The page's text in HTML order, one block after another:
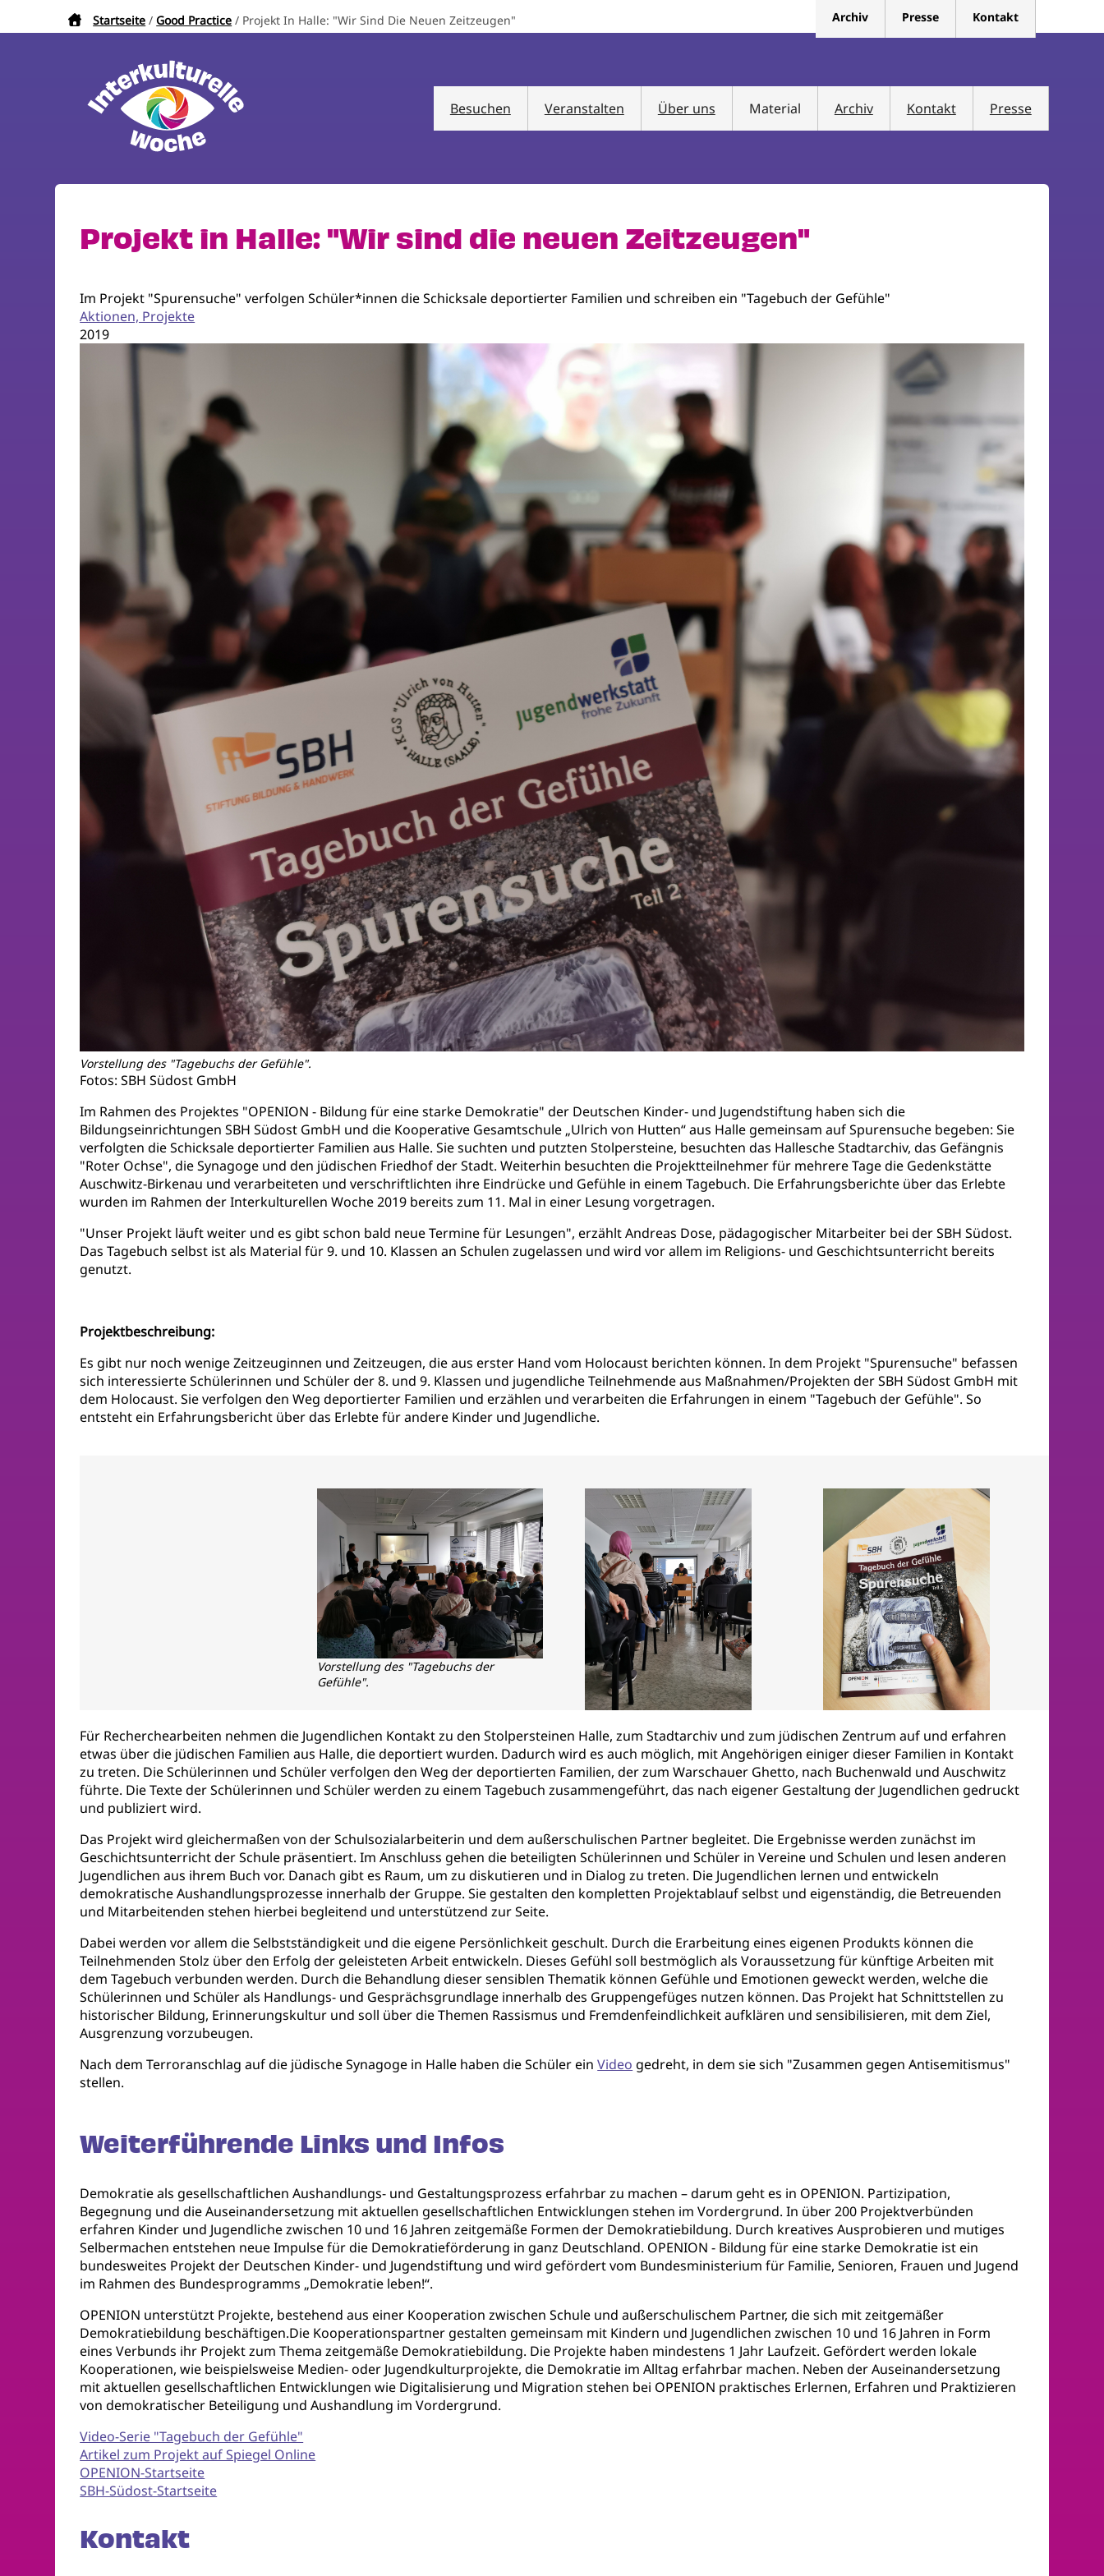
Pfadnavigation
Startseite Good Practice Projekt In Halle: "Wir Sind Die Neuen Zeitzeugen" Archiv Presse Kontakt
Besuchen Veranstalten Über uns Material Archiv Kontakt Presse
Projekt in Halle: "Wir sind die neuen Zeitzeugen"
Im Projekt "Spurensuche" verfolgen Schüler*innen die Schicksale deportierter Familien und schreiben ein "Tagebuch der Gefühle"
Aktionen, Projekte
2019
Vorstellung des "Tagebuchs der Gefühle".
Fotos: SBH Südost GmbH
Im Rahmen des Projektes "OPENION - Bildung für eine starke Demokratie" der Deutschen Kinder- und Jugendstiftung haben sich die
Bildungseinrichtungen SBH Südost GmbH und die Kooperative Gesamtschule „Ulrich von Hutten“ aus Halle gemeinsam auf Spurensuche begeben: Sie
verfolgten die Schicksale deportierter Familien aus Halle. Sie suchten und putzten Stolpersteine, besuchten das Hallesche Stadtarchiv, das Gefängnis
"Roter Ochse", die Synagoge und den jüdischen Friedhof der Stadt. Weiterhin besuchten die Projektteilnehmer für mehrere Tage die Gedenkstätte
Auschwitz-Birkenau und verarbeiteten und verschriftlichten ihre Eindrücke und Gefühle in einem Tagebuch. Die Erfahrungsberichte über das Erlebte
wurden im Rahmen der Interkulturellen Woche 2019 bereits zum 11. Mal in einer Lesung vorgetragen.
"Unser Projekt läuft weiter und es gibt schon bald neue Termine für Lesungen", erzählt Andreas Dose, pädagogischer Mitarbeiter bei der SBH Südost.
Das Tagebuch selbst ist als Material für 9. und 10. Klassen an Schulen zugelassen und wird vor allem im Religions- und Geschichtsunterricht bereits
genutzt.
Projektbeschreibung:
Es gibt nur noch wenige Zeitzeuginnen und Zeitzeugen, die aus erster Hand vom Holocaust berichten können. In dem Projekt "Spurensuche" befassen
sich interessierte Schülerinnen und Schüler der 8. und 9. Klassen und jugendliche Teilnehmende aus Maßnahmen/Projekten der SBH Südost GmbH mit
dem Holocaust. Sie verfolgen den Weg deportierter Familien und erzählen und verarbeiten die Erfahrungen in einem "Tagebuch der Gefühle". So
entsteht ein Erfahrungsbericht über das Erlebte für andere Kinder und Jugendliche.
Vorstellung des "Tagebuchs der
Gefühle".
Gefühle".
Gefühle".
Für Recherchearbeiten nehmen die Jugendlichen Kontakt zu den Stolpersteinen Halle, zum Stadtarchiv und zum jüdischen Zentrum auf und erfahren
etwas über die jüdischen Familien aus Halle, die deportiert wurden. Dadurch wird es auch möglich, mit Angehörigen einiger dieser Familien in Kontakt
zu treten. Die Schülerinnen und Schüler verfolgen den Weg der deportierten Familien, der zum Warschauer Ghetto, nach Buchenwald und Auschwitz
führte. Die Texte der Schülerinnen und Schüler werden zu einem Tagebuch zusammengeführt, das nach eigener Gestaltung der Jugendlichen gedruckt
und publiziert wird.
Das Projekt wird gleichermaßen von der Schulsozialarbeiterin und dem außerschulischen Partner begleitet. Die Ergebnisse werden zunächst im
Geschichtsunterricht der Schule präsentiert. Im Anschluss gehen die beteiligten Schülerinnen und Schüler in Vereine und Schulen und lesen anderen
Jugendlichen aus ihrem Buch vor. Danach gibt es Raum, um zu diskutieren und in Dialog zu treten. Die Jugendlichen lernen und entwickeln
demokratische Aushandlungsprozesse innerhalb der Gruppe. Sie gestalten den kompletten Projektablauf selbst und eigenständig, die Betreuenden
und Mitarbeitenden stehen hierbei begleitend und unterstützend zur Seite.
Dabei werden vor allem die Selbstständigkeit und die eigene Persönlichkeit geschult. Durch die Erarbeitung eines eigenen Produkts können die
Teilnehmenden Stolz über den Erfolg der geleisteten Arbeit entwickeln. Dieses Gefühl soll bestmöglich als Voraussetzung für künftige Arbeiten mit
dem Tagebuch verbunden werden. Durch die Behandlung dieser sensiblen Thematik können Gefühle und Emotionen geweckt werden, welche die
Schülerinnen und Schüler als Handlungs- und Gesprächsgrundlage innerhalb des Gruppengefüges nutzen können. Das Projekt hat Schnittstellen zu
historischer Bildung, Erinnerungskultur und soll über die Themen Rassismus und Fremdenfeindlichkeit aufklären und sensibilisieren, mit dem Ziel,
Ausgrenzung vorzubeugen.
Nach dem Terroranschlag auf die jüdische Synagoge in Halle haben die Schüler einVideo gedreht, in dem sie sich "Zusammen gegen Antisemitismus"
stellen.
Weiterführende Links und Infos
Demokratie als gesellschaftlichen Aushandlungs- und Gestaltungsprozess erfahrbar zu machen – darum geht es in OPENION. Partizipation,
Begegnung und die Auseinandersetzung mit aktuellen gesellschaftlichen Entwicklungen stehen im Vordergrund. In über 200 Projektverbünden
erfahren Kinder und Jugendliche zwischen 10 und 16 Jahren zeitgemäße Formen der Demokratiebildung. Durch kreatives Ausprobieren und mutiges
Selbermachen entstehen neue Impulse für die Demokratieförderung in ganz Deutschland. OPENION - Bildung für eine starke Demokratie ist ein
bundesweites Projekt der Deutschen Kinder- und Jugendstiftung und wird gefördert vom Bundesministerium für Familie, Senioren, Frauen und Jugend
im Rahmen des Bundesprogramms „Demokratie leben!“.
OPENION unterstützt Projekte, bestehend aus einer Kooperation zwischen Schule und außerschulischem Partner, die sich mit zeitgemäßer
Demokratiebildung beschäftigen.Die Kooperationspartner gestalten gemeinsam mit Kindern und Jugendlichen zwischen 10 und 16 Jahren in Form
eines Verbunds ihr Projekt zum Thema zeitgemäße Demokratiebildung. Die Projekte haben mindestens 1 Jahr Laufzeit. Gefördert werden lokale
Kooperationen, wie beispielsweise Medien- oder Jugendkulturprojekte, die Demokratie im Alltag erfahrbar machen. Neben der Auseinandersetzung
mit aktuellen gesellschaftlichen Entwicklungen wie Digitalisierung und Migration stehen bei OPENION praktisches Erlernen, Erfahren und Praktizieren
von demokratischer Beteiligung und Aushandlung im Vordergrund.
Video-Serie "Tagebuch der Gefühle"
Artikel zum Projekt auf Spiegel Online
OPENION-Startseite
SBH-Südost-Startseite
Kontakt